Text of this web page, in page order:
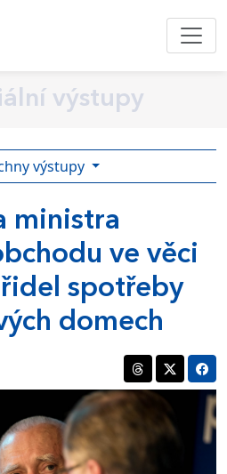
výstupy
výstupy
ministra
ve věci
spotřeby
domech